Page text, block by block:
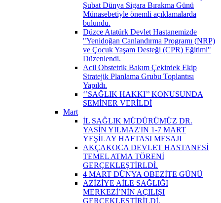
Şubat Dünya Sigara Bırakma Günü
Münasebetiyle önemli açıklamalarda
bulundu.
Düzce Atatürk Devlet Hastanemizde
"Yenidoğan Canlandırma Programı (NRP)
ve Çocuk Yaşam Desteği (CPR) Eğitimi"
Düzenlendi.
Acil Obstetrik Bakım Çekirdek Ekip
Stratejik Planlama Grubu Toplantısı
Yapıldı.
‘’SAĞLIK HAKKI’’ KONUSUNDA
SEMİNER VERİLDİ
Mart
İL SAĞLIK MÜDÜRÜMÜZ DR.
YASİN YILMAZ'IN 1-7 MART
YEŞİLAY HAFTASI MESAJI
AKÇAKOCA DEVLET HASTANESİ
TEMEL ATMA TÖRENİ
GERÇEKLEŞTİRLDİ.
4 MART DÜNYA OBEZİTE GÜNÜ
AZİZİYE AİLE SAĞLIĞI
MERKEZİ’NİN AÇILIŞI
GERÇEKLEŞTİRİLDİ.